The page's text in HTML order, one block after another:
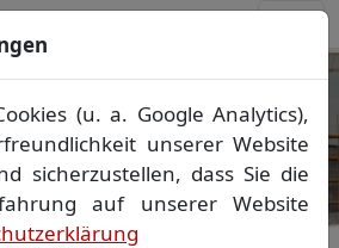
in
Vorpommern
Ihr Grundstück
▪Bauvermessung ▪
▪Amtliche Auskünfte und
(u. a. Google Analytics),
unserer Website
sicherzustellen, dass Sie die
auf unserer Website